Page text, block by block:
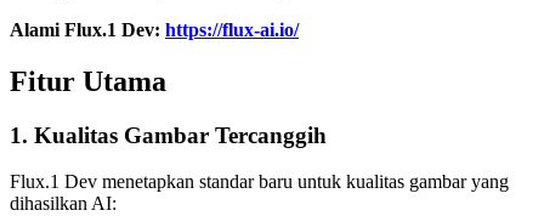
Alami Flux.1 Dev: https://flux-ai.io/
Fitur Utama
1. Kualitas Gambar Tercanggih
Flux.1 Dev menetapkan standar baru untuk kualitas gambar yang
dihasilkan AI: